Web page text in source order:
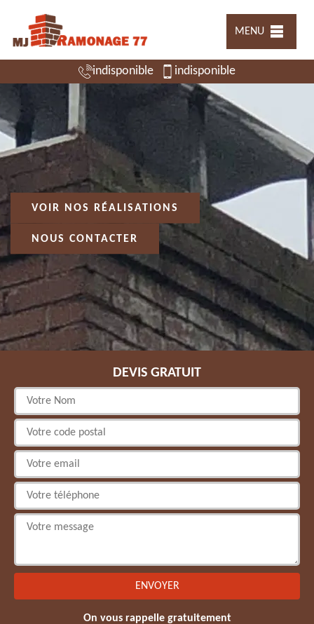
MENU
indisponible indisponible
VOIR NOS RÉALISATIONS
NOUS CONTACTER
DEVIS GRATUIT
On vous rappelle gratuitement